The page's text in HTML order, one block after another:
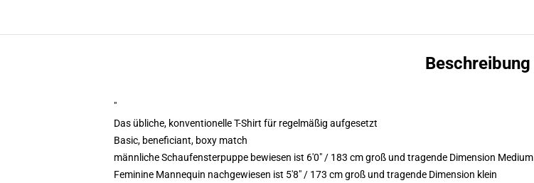
Beschreibung
"
Das übliche, konventionelle T-Shirt für regelmäßig aufgesetzt
Basic, beneficiant, boxy match
männliche Schaufensterpuppe bewiesen ist 6'0" / 183 cm groß und tragende Dimension Medium
Feminine Mannequin nachgewiesen ist 5'8" / 173 cm groß und tragende Dimension klein